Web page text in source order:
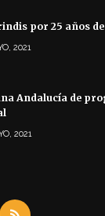
por 25 años
2021
Andalucía de
2021